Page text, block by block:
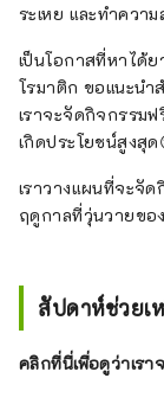
ระเหย และทำควา
เป็นโอกาสที่หาได้
โรมาติก ขอแนะน
เราจะจัดกิจกรรมฟ
เกิดประโยชน์สูงสุด
เราวางแผนที่จะจั
ฤดูกาลที่วุ่นวายของ
สัปดาห์ช่วยเ
คลิกที่นี่เพื่อดูว่าเร